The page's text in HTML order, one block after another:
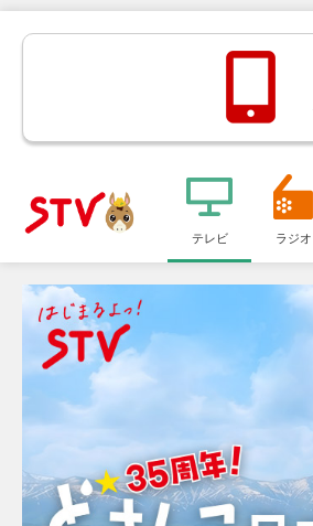
ＳＴＶ札
幌テレビ
メ
ュ
テレビ ラジオ